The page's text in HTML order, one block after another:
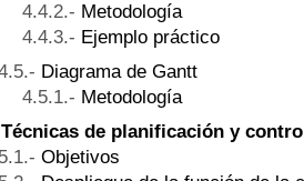
Metodología
Ejemplo práctico
Diagrama de Gantt
Metodología
Técnicas de planificación y
Objetivos